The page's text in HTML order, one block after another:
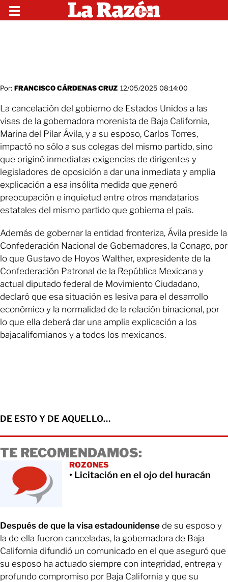
Por: FRANCISCO CÁRDENAS CRUZ 12/05/2025 08:14:00
La cancelación del gobierno de Estados Unidos a las
visas de la gobernadora morenista de Baja California,
Marina del Pilar Ávila, y a su esposo, Carlos Torres,
impactó no sólo a sus colegas del mismo partido, sino
que originó inmediatas exigencias de dirigentes y
legisladores de oposición a dar una inmediata y amplia
explicación a esa insólita medida que generó
preocupación e inquietud entre otros mandatarios
estatales del mismo partido que gobierna el país.
Además de gobernar la entidad fronteriza, Ávila preside la
Confederación Nacional de Gobernadores, la Conago, por
lo que Gustavo de Hoyos Walther, expresidente de la
Confederación Patronal de la República Mexicana y
actual diputado federal de Movimiento Ciudadano,
declaró que esa situación es lesiva para el desarrollo
económico y la normalidad de la relación binacional, por
lo que ella deberá dar una amplia explicación a los
bajacalifornianos y a todos los mexicanos.
DE ESTO Y DE AQUELLO…
TE RECOMENDAMOS:
ROZONES
• Licitación en el ojo del huracán
Después de que la visa estadounidense de su esposo y
la de ella fueron canceladas, la gobernadora de Baja
California difundió un comunicado en el que aseguró que
su esposo ha actuado siempre con integridad, entrega y
profundo compromiso por Baja California y que su